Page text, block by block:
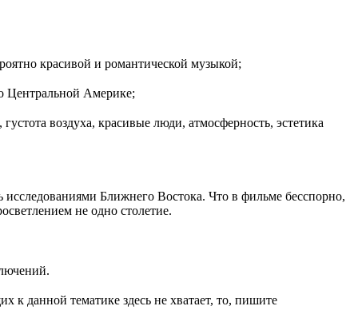
красивой и романтической музыкой;
Центральной Америке;
воздуха, красивые люди, атмосферность, эстетика
исследованиями Ближнего Востока. Что в фильме бесспорно,
не одно столетие.
к данной тематике здесь не хватает, то, пишите